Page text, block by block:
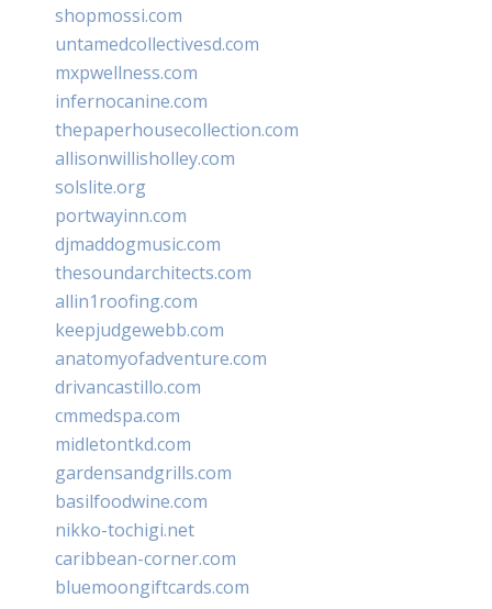
shopmossi.com
untamedcollectivesd.com
mxpwellness.com
infernocanine.com
thepaperhousecollection.com
allisonwillisholley.com
solslite.org
portwayinn.com
djmaddogmusic.com
thesoundarchitects.com
allin1roofing.com
keepjudgewebb.com
anatomyofadventure.com
drivancastillo.com
cmmedspa.com
midletontkd.com
gardensandgrills.com
basilfoodwine.com
nikko-tochigi.net
caribbean-corner.com
bluemoongiftcards.com